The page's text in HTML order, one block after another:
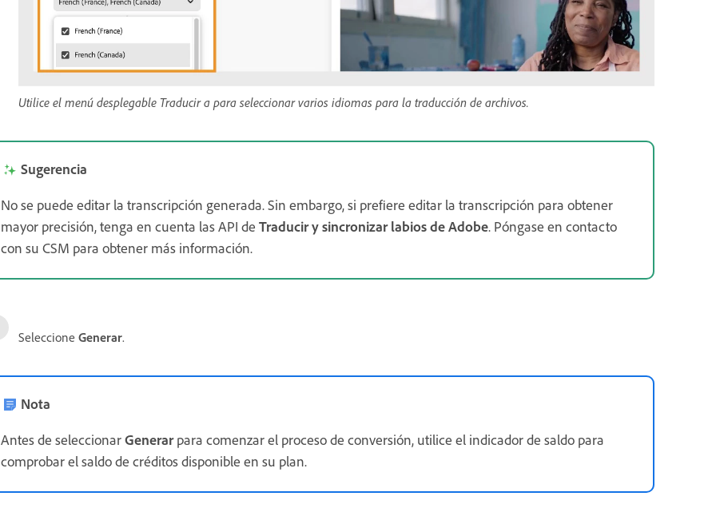
Utilice el menú desplegable Traducir a para seleccionar varios idiomas para la traducción de archivos.
Sugerencia
No se puede editar la transcripción generada. Sin embargo, si prefiere editar la transcripción para obtener
mayor precisión, tenga en cuenta las API de Traducir y sincronizar labios de Adobe. Póngase en contacto
con su CSM para obtener más información.
Seleccione Generar.
Nota
Antes de seleccionarGenerarpara comenzar el proceso de conversión, utilice el indicador de saldo para
comprobar el saldo de créditos disponible en su plan.